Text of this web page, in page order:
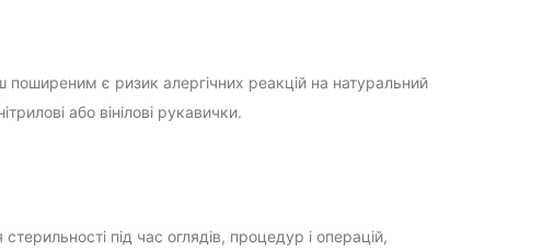
є ризик алергічних реакцій на натуральний
або вінілові рукавички.
під час оглядів, процедур і операцій,